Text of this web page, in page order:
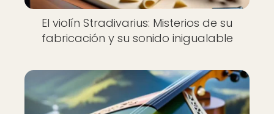
El violín Stradivarius: Misterios de su
fabricación y su sonido inigualable